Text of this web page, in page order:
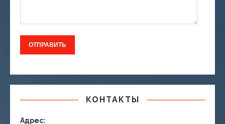
КОНТАКТЫ
Адрес: